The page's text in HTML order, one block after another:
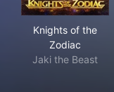
Knights of the
Zodiac
Jaki the Beast